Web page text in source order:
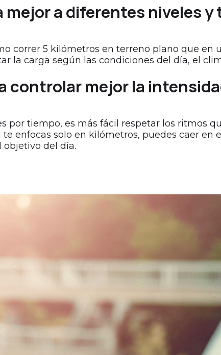
mejor a diferentes niveles y
correr 5 kilómetros en terreno plano que
la carga según las condiciones del día, el
controlar mejor la
por tiempo, es más fácil respetar los ritmos
te enfocas solo en kilómetros, puedes caer en
del día.